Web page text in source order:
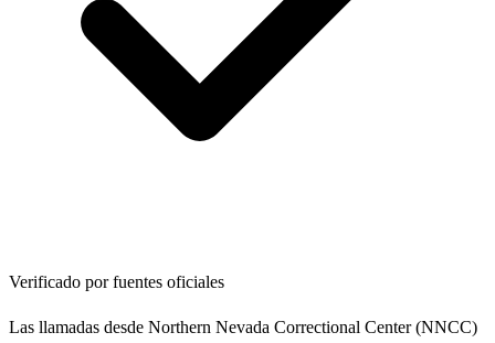
Verificado por fuentes oficiales
Las llamadas desde Northern Nevada Correctional Center (NNCC)